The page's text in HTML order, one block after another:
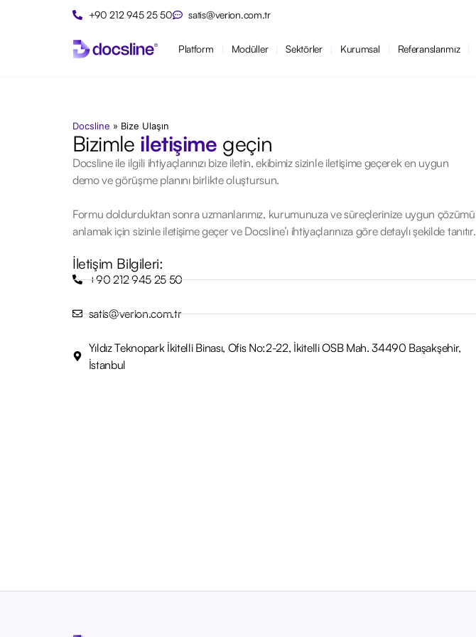
+90 212 945 25 50 satis@verion.com.tr
Platform Modüller Sektörler Kurumsal Referanslarımız
Docsline » Bize Ulaşın
Bizimle iletişime geçin
Docsline ile ilgili ihtiyaçlarınızı bize iletin, ekibimiz sizinle iletişime geçerek en uygun
demo ve görüşme planını birlikte oluştursun.
Formu doldurduktan sonra uzmanlarımız, kurumunuza ve süreçlerinize uygun çözümü
anlamak için sizinle iletişime geçer ve Docsline’ı ihtiyaçlarınıza göre detaylı şekilde tanıtır.
İletişim Bilgileri:
+90 212 945 25 50
satis@verion.com.tr
Yıldız Teknopark İkitelli Binası, Ofis No:2-22, İkitelli OSB Mah. 34490 Başakşehir,
İstanbul